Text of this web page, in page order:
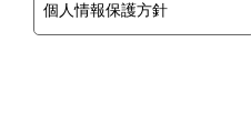
個人情報保護方針